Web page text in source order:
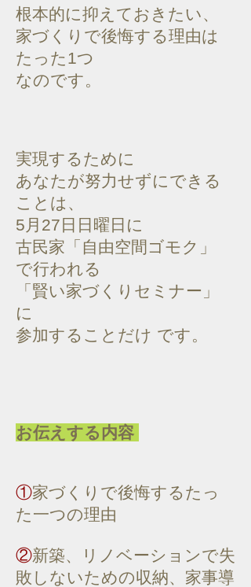
根本的に抑えておきたい、
家づくりで後悔する理由は
たった1つ
なのです。
実現するために
あなたが努力せずにできる
ことは、
5月27日日曜日に
古民家「自由空間ゴモク」
で行われる
「賢い家づくりセミナー」
に
参加することだけ です。
お伝えする内容
①家づくりで後悔するたっ
た一つの理由
②新築、リノベーションで失
敗しないための収納、家事導